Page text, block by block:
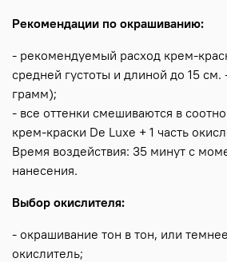
Рекомендации по окрашиванию:
- рекомендуемый расход крем-
средней густоты и длиной до 15
грамм);
- все оттенки смешиваются в
крем-краски De Luxe + 1 часть
Время воздействия: 35 минут с
нанесения.
Выбор окислителя:
- окрашивание тон в тон, или
окислитель;